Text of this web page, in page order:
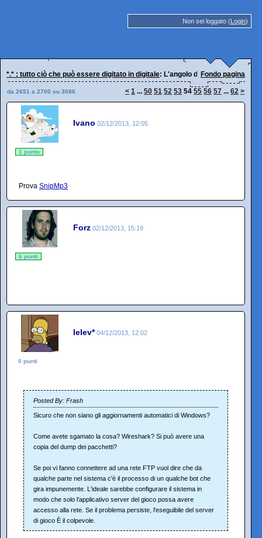
Non sei loggato (Login)
*.* : tutto ciò che può essere digitato in digitale: L'angolo dei diversamente
Fondo pagina
da 2651 a 2700 su 3086 < 1 ... 50 51 52 53 54 55 56 57 ... 62 >
Ivano 02/12/2013, 12:05
1 punto
Prova SnipMp3
Forz 02/12/2013, 15:19
6 punti
lelev* 04/12/2013, 12:02
0 punti
Posted By: Frash
Sicuro che non siano gli aggiornamenti automatici di Windows?
Come avete sgamato la cosa? Wireshark? Si può avere una
copia del dump dei pacchetti?
Se poi vi fanno connettere ad una rete FTP vuol dire che da
qualche parte nel sistema c'è il processo di un qualche bot che
gira impunemente. L'ideale sarebbe configurare il sistema in
modo che solo l'applicativo server del gioco possa avere
accesso alla rete. Se il problema persiste, l'eseguibile del server
di gioco È il colpevole.